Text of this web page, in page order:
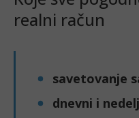
realni račun
savetovanje
dnevni i